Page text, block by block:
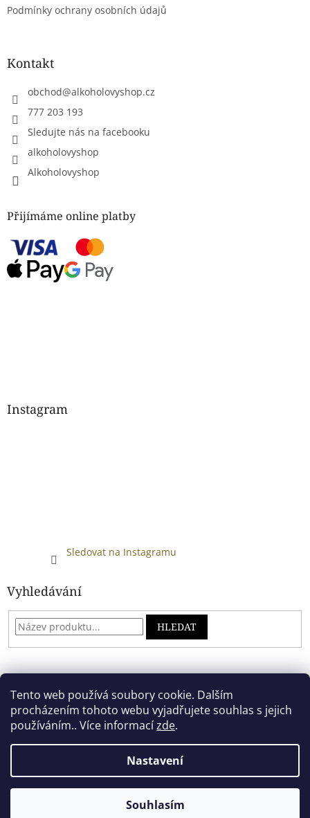
Tento web používá soubory cookie. Dalším
procházením tohoto webu vyjadřujete souhlas s jejich
používáním.. Více informacízde.
Nastavení
Souhlasím
Podmínky ochrany osobních údajů
Kontakt
obchod@alkoholovyshop.cz
777 203 193
Sledujte nás na facebooku
alkoholovyshop
Alkoholovyshop
Přijímáme online platby
Instagram
Sledovat na Instagramu
Vyhledávání
HLEDAT
Vytvořil Shoptet
Copyright 2026Alkoholový shop. Všechna práva vyhrazena.